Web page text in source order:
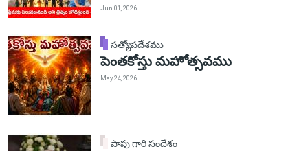
Jun 01, 2026
సత్యోపదేశము
పెంతకోస్తు మహోత్సవము
May 24, 2026
పాపు గారి సందేశం